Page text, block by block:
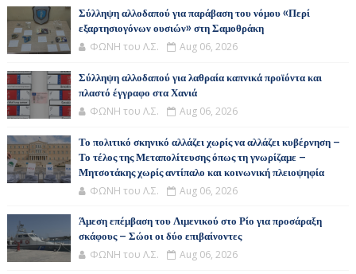
Σύλληψη αλλοδαπού για παράβαση του νόμου «Περί
εξαρτησιογόνων ουσιών» στη Σαμοθράκη
ΦΩΝΗ του Λ.Σ. Aug 06, 2026
Σύλληψη αλλοδαπού για λαθραία καπνικά προϊόντα και
πλαστό έγγραφο στα Χανιά
ΦΩΝΗ του Λ.Σ. Aug 06, 2026
Το πολιτικό σκηνικό αλλάζει χωρίς να αλλάζει κυβέρνηση –
Το τέλος της Μεταπολίτευσης όπως τη γνωρίζαμε –
Μητσοτάκης χωρίς αντίπαλο και κοινωνική πλειοψηφία
ΦΩΝΗ του Λ.Σ. Aug 06, 2026
Άμεση επέμβαση του Λιμενικού στο Ρίο για προσάραξη
σκάφους – Σώοι οι δύο επιβαίνοντες
ΦΩΝΗ του Λ.Σ. Aug 06, 2026